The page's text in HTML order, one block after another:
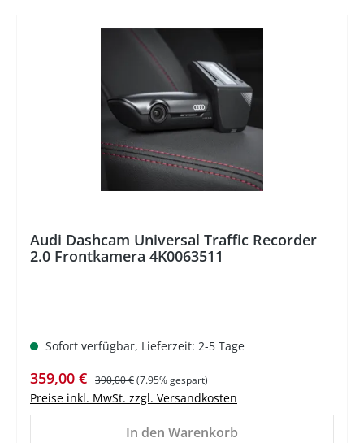
Audi Dashcam Universal Traffic Recorder
2.0 Frontkamera 4K0063511
Sofort verfügbar, Lieferzeit: 2-5 Tage
Verkaufspreis:
359,00 € Regulärer Preis:
390,00 €(7.95% gespart)
Preise inkl. MwSt. zzgl. Versandkosten
In den Warenkorb